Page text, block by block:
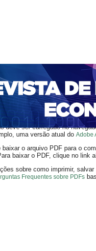
CADASTRO
REVISTAS DA UNIFACS
Borges
deve ser carregado no
uma versão atual do Adobe
o arquivo PDF para o
baixar o PDF, clique no link
sobre como imprimir,
Frequentes sobre PDFs